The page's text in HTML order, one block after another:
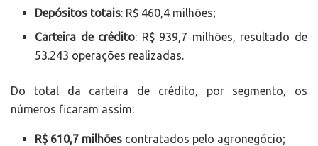
Depósitos totais: R$ 460,4 milhões;
Carteira de crédito: R$ 939,7 milhões, resultado de
53.243 operações realizadas.
Do total da carteira de crédito, por segmento, os
números ficaram assim:
R$ 610,7 milhões contratados pelo agronegócio;